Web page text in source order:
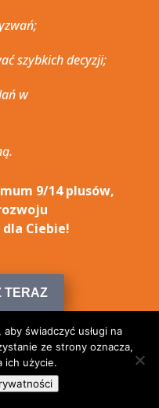
szybkich decyzji;
w
9/14 plusów,
Ciebie!
TERAZ
świadczyć usługi na
ze strony oznacza,
ich użycie.